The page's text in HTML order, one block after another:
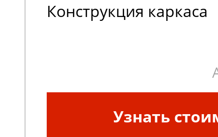
Конструкция каркаса
Узнать